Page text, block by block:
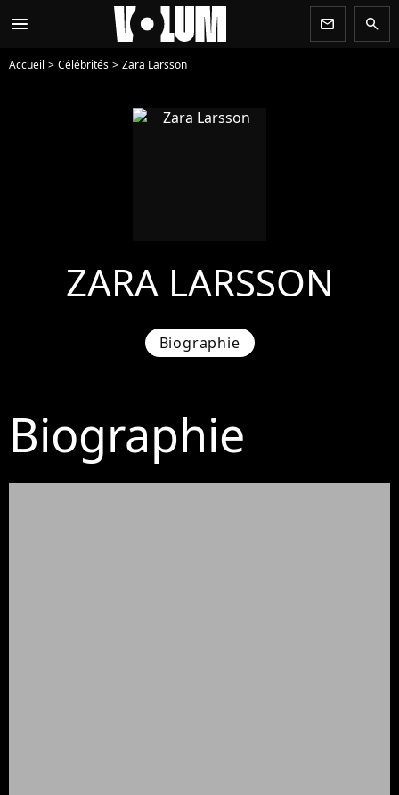
menu newsletter search
Accueil Célébrités Zara Larsson
ZARA LARSSON
Biographie
Biographie